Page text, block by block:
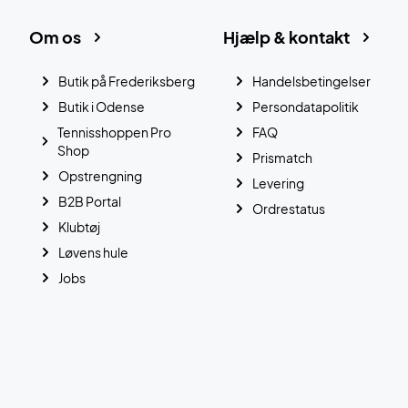
Hjælp & kontakt
Handelsbetingelser
Persondatapolitik
FAQ
Prismatch
Levering
Ordrestatus
Om os
Butik på Frederiksberg
Butik i Odense
Tennisshoppen Pro
Shop
Opstrengning
B2B Portal
Klubtøj
Løvens hule
Jobs